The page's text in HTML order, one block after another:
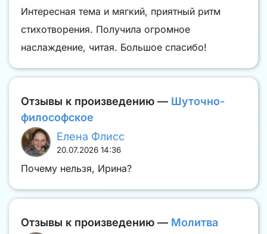
Интересная тема и мягкий, приятный ритм
стихотворения. Получила огромное
наслаждение, читая. Большое спасибо!
Отзывы к произведению — Шуточно-
философское
Елена Флисс
20.07.2026 14:36
Почему нельзя, Ирина?
Отзывы к произведению — Молитва